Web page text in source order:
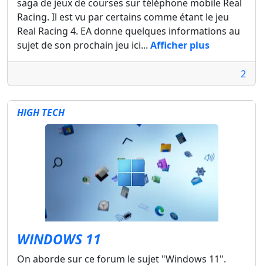
saga de jeux de courses sur téléphone mobile Real
Racing. Il est vu par certains comme étant le jeu
Real Racing 4. EA donne quelques informations au
sujet de son prochain jeu ici... Afficher plus
2
HIGH TECH
WINDOWS 11
On aborde sur ce forum le sujet "Windows 11".